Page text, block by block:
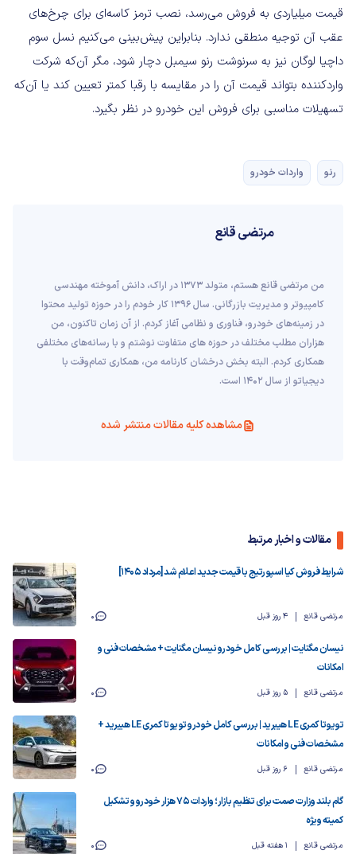
قیمت میلیاردی به فروش می‌رسد، نصب ترمز کاسه‌ای برای چرخ‌های
عقب آن توجیه منطقی ندارد. بنابراین پیش‌بینی می‌کنیم نسل سوم
داچیا لوگان نیز به سرنوشت رنو سیمبل دچار شود، مگر آن‌که شرکت
واردکننده بتواند قیمت آن را در مقایسه با رقبا کمتر تعیین کند یا آن‌که
تسهیلات مناسبی برای فروش این خودرو در نظر بگیرد.
رنو واردات خودرو
مرتضی قانع
من مرتضی قانع هستم، متولد 1373 در اراک، دانش آموخته مهندسی
کامپیوتر و مدیریت بازرگانی. سال 1396 کار خودم را در حوزه تولید محتوا
در زمینه‌های خودرو، فناوری و نظامی آغاز کردم. از آن زمان تاکنون، من
هزاران مطلب مختلف در حوزه های متفاوت نوشتم و با رسانه‌های مختلفی
همکاری کردم. البته بخش درخشان کارنامه من، همکاری تمام‌وقت با
دیجیاتو از سال 1402 است.
مشاهده کلیه مقالات منتشر شده
مقالات و اخبار مرتبط
شرایط فروش کیا اسپورتیج با قیمت جدید اعلام شد [مرداد ۱۴۰۵]
مرتضی قانع 4 روز قبل 0
نیسان مگنایت | بررسی کامل خودرو نیسان مگنایت + مشخصات فنی و
امکانات
مرتضی قانع 5 روز قبل 0
تویوتا کمری LE هیبرید | بررسی کامل خودرو تویوتا کمری LE هیبرید +
مشخصات فنی و امکانات
مرتضی قانع 6 روز قبل 0
گام بلند وزارت صمت برای تنظیم بازار؛ واردات ۷۵ هزار خودرو و تشکیل
کمیته ویژه
مرتضی قانع 1 هفته قبل 0